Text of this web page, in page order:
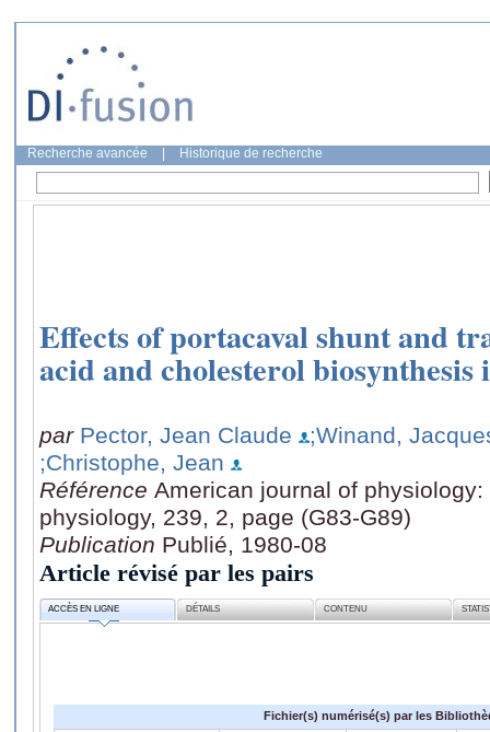
Recherche avancée Historique de recherche
Effects of portacaval shunt and
acid and cholesterol
par Pector, Jean Claude
;Winand,
;Christophe, Jean
Référence American journal of
physiology, 239, 2, page (G83-G89)
Publication Publié, 1980-08
Article révisé par les pairs
ACCÈS EN LIGNE DÉTAILS CONTENU
Fichier(s) numérisé(s) par les